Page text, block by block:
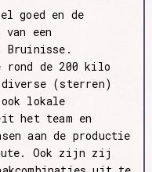
goed en de
van een
rond de 200 kilo
diverse (sterren)
lokale
het team en
aan de productie
Ook zijn zij